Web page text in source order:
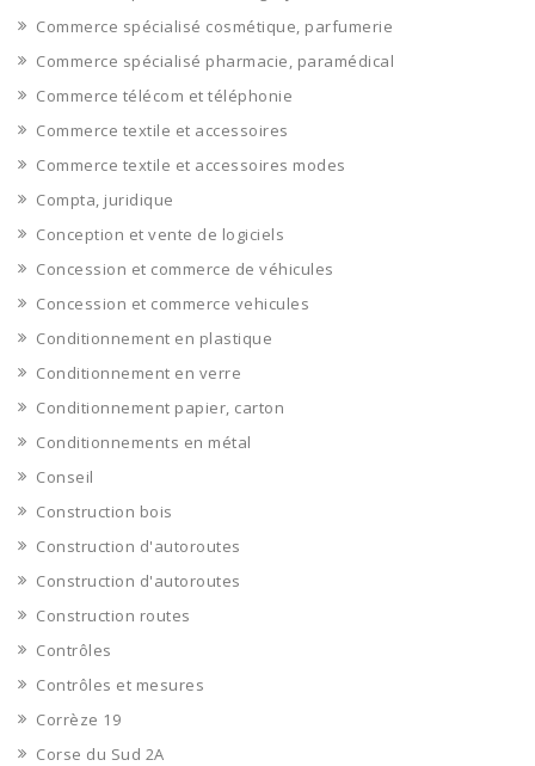
Commerce spécialisé cosmétique, parfumerie
Commerce spécialisé pharmacie, paramédical
Commerce télécom et téléphonie
Commerce textile et accessoires
Commerce textile et accessoires modes
Compta, juridique
Conception et vente de logiciels
Concession et commerce de véhicules
Concession et commerce vehicules
Conditionnement en plastique
Conditionnement en verre
Conditionnement papier, carton
Conditionnements en métal
Conseil
Construction bois
Construction d'autoroutes
Construction d'autoroutes
Construction routes
Contrôles
Contrôles et mesures
Corrèze 19
Corse du Sud 2A